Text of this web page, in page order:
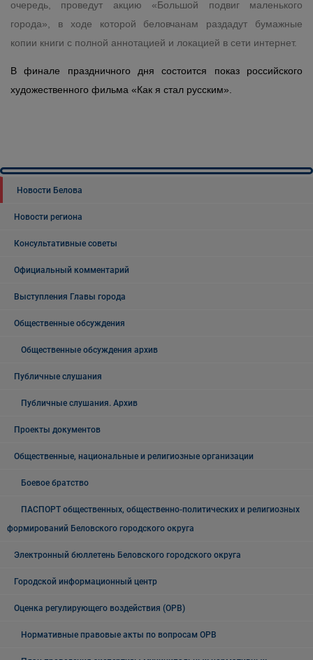
очередь, проведут акцию «Большой подвиг маленького
города», в ходе которой беловчанам раздадут бумажные
копии книги с полной аннотацией и локацией в сети интернет.
В финале праздничного дня состоится показ российского
художественного фильма «Как я стал русским».
Новости Белова
Новости региона
Консультативные советы
Официальный комментарий
Выступления Главы города
Общественные обсуждения
Общественные обсуждения архив
Публичные слушания
Публичные слушания. Архив
Проекты документов
Общественные, национальные и религиозные организации
Боевое братство
ПАСПОРТ общественных, общественно-политических и религиозных
формирований Беловского городского округа
Электронный бюллетень Беловского городского округа
Городской информационный центр
Оценка регулирующего воздействия (ОРВ)
Нормативные правовые акты по вопросам ОРВ